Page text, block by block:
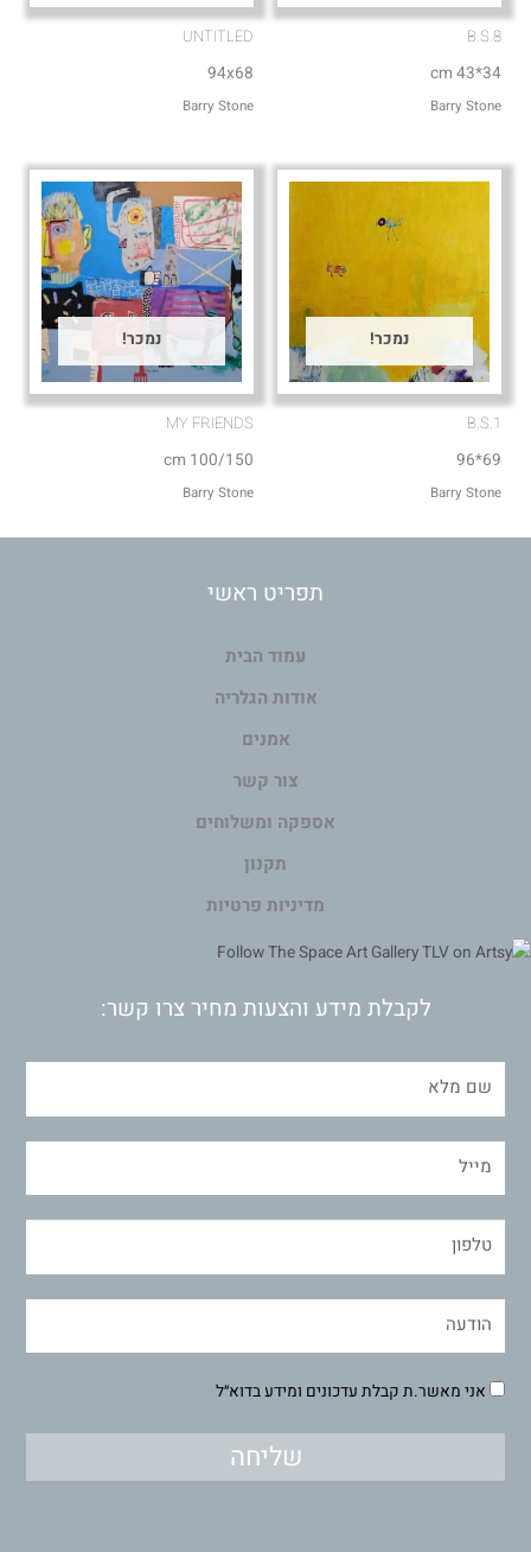
B.S.8
34*43 cm
Barry Stone
UNTITLED
94x68
Barry Stone
נמכר!
B.S.1
69*96
Barry Stone
נמכר!
MY FRIENDS⁩
100/150 cm
Barry Stone
תפריט ראשי
עמוד הבית
אודות הגלריה
אמנים
צור קשר
אספקה ומשלוחים
תקנון
מדיניות פרטיות
לקבלת מידע והצעות מחיר צרו קשר:
אני מאשר.ת קבלת עדכונים ומידע בדוא״ל
שליחה